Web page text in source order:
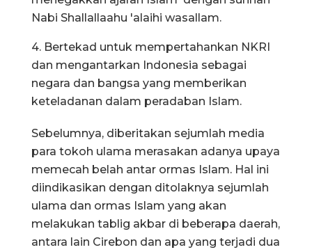
Nabi Shallallaahu 'alaihi wasallam.
4. Bertekad untuk mempertahankan NKRI
dan mengantarkan Indonesia sebagai
negara dan bangsa yang memberikan
keteladanan dalam peradaban Islam.
Sebelumnya, diberitakan sejumlah media
para tokoh ulama merasakan adanya upaya
memecah belah antar ormas Islam. Hal ini
diindikasikan dengan ditolaknya sejumlah
ulama dan ormas Islam yang akan
melakukan tablig akbar di beberapa daerah,
antara lain Cirebon dan apa yang terjadi dua